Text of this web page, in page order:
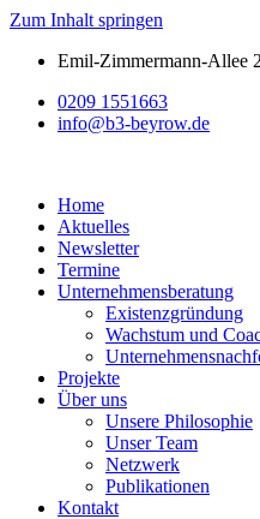
Zum Inhalt springen
Emil-Zimmermann-Allee
0209 1551663
info@b3-beyrow.de
Home
Aktuelles
Newsletter
Termine
Unternehmensberatung
Existenzgründung
Wachstum und
Projekte
Über uns
Unsere Philosophie
Unser Team
Netzwerk
Publikationen
Kontakt